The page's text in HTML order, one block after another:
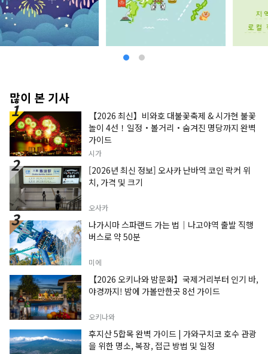
많이 본 기사
【2026 최신】비와호 대불꽃축제 & 시가현 불꽃
놀이 4선！일정・볼거리・숨겨진 명당까지 완벽
가이드
시가
[2026년 최신 정보] 오사카 난바역 코인 락커 위
치, 가격 및 크기
오사카
나가시마 스파랜드 가는 법｜나고야역 출발 직행
버스로 약 50분
미에
【2026 오키나와 밤문화】국제거리부터 인기 바,
야경까지! 밤에 가볼만한곳 8선 가이드
오키나와
후지산 5합목 완벽 가이드 | 가와구치코 호수 관광
을 위한 명소, 복장, 접근 방법 및 일정